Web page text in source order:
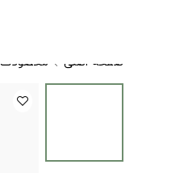
صفحه اصلی محصولات